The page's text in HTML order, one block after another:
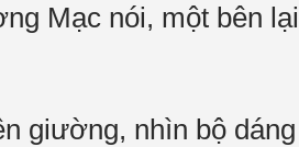
Mạc nói, một bên
giường, nhìn bộ